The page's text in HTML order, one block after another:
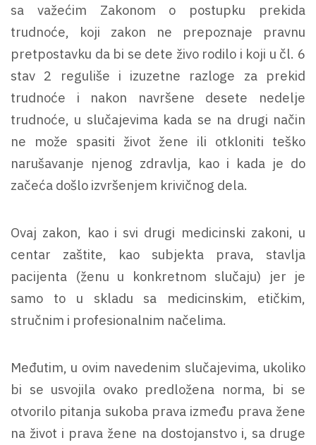
sa važećim Zakonom o postupku prekida
trudnoće, koji zakon ne prepoznaje pravnu
pretpostavku da bi se dete živo rodilo i koji u čl. 6
stav 2 reguliše i izuzetne razloge za prekid
trudnoće i nakon navršene desete nedelje
trudnoće, u slučajevima kada se na drugi način
ne može spasiti život žene ili otkloniti teško
narušavanje njenog zdravlja, kao i kada je do
začeća došlo izvršenjem krivičnog dela.
Ovaj zakon, kao i svi drugi medicinski zakoni, u
centar zaštite, kao subjekta prava, stavlja
pacijenta (ženu u konkretnom slučaju) jer je
samo to u skladu sa medicinskim, etičkim,
stručnim i profesionalnim načelima.
Međutim, u ovim navedenim slučajevima, ukoliko
bi se usvojila ovako predložena norma, bi se
otvorilo pitanja sukoba prava između prava žene
na život i prava žene na dostojanstvo i, sa druge